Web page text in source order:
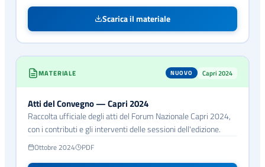
Scarica il materiale
MATERIALE NUOVO Capri 2024
Atti del Convegno — Capri 2024
Raccolta ufficiale degli atti del Forum Nazionale Capri 2024,
con i contributi e gli interventi delle sessioni dell'edizione.
Ottobre 2024 PDF